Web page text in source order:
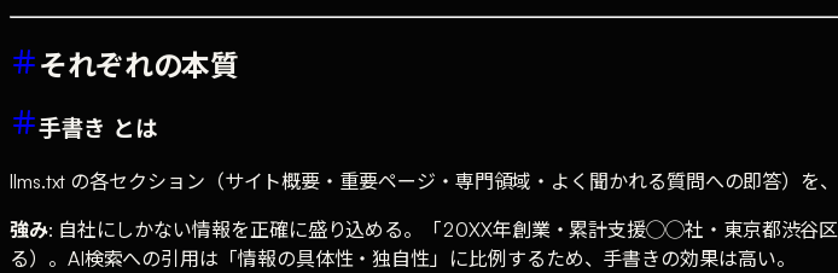
それぞれの本質
手書き とは
llms.txt の各セクション（サイト概要・重要ページ・専門領域・よく聞かれる質問への即答）を
強み: 自社にしかない情報を正確に盛り込める。「20XX年創業・累計支援◯◯社・東京都渋谷
る）。AI検索への引用は「情報の具体性・独自性」に比例するため、手書きの効果は高い。